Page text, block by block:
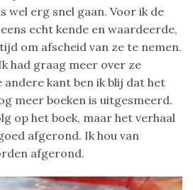
wel erg snel gaan. Voor ik de
echt kende en waardeerde,
om afscheid van ze te nemen.
had graag meer over ze
andere kant ben ik blij dat het
meer boeken is uitgesmeerd.
op het boek, maar het verhaal
afgerond. Ik hou van
afgerond.